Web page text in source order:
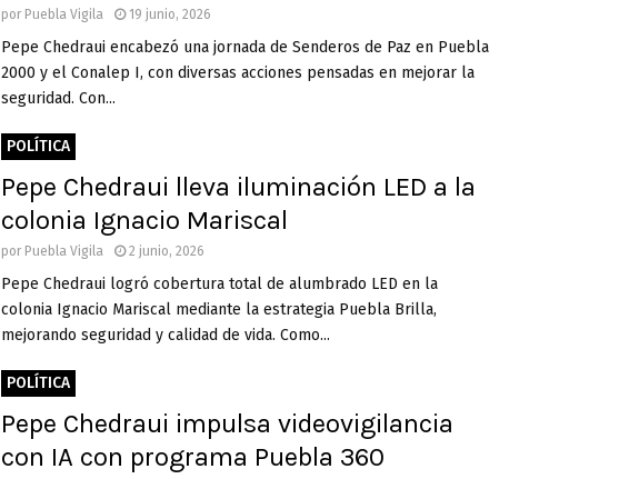
por Puebla Vigila 19 junio, 2026
Pepe Chedraui encabezó una jornada de Senderos de Paz en Puebla
2000 y el Conalep I, con diversas acciones pensadas en mejorar la
seguridad. Con...
POLÍTICA
Pepe Chedraui lleva iluminación LED a la
colonia Ignacio Mariscal
por Puebla Vigila 2 junio, 2026
Pepe Chedraui logró cobertura total de alumbrado LED en la
colonia Ignacio Mariscal mediante la estrategia Puebla Brilla,
mejorando seguridad y calidad de vida. Como...
POLÍTICA
Pepe Chedraui impulsa videovigilancia
con IA con programa Puebla 360